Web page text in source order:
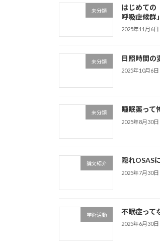
未分類
はじめての
呼吸症候群
2025年11月6日
未分類 日照時間の
2025年10月6日
未分類 睡眠薬って
2025年8月30日
論文紹介 隠れOSAS
2025年7月30日
学術活動 不眠症って
2025年6月30日